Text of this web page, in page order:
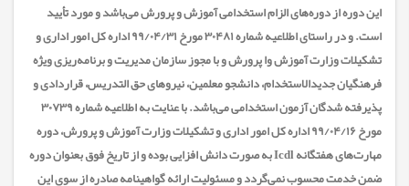
این دوره از دوره‌های الزام استخدامی آموزش و پرورش می‌باشد و مورد تأیید
است. و در راستای اطلاعیه شماره ۳۰۴۸۱ مورخ ۹۹/۰۴/۳۱ اداره کل امور اداری و
تشکیلات وزارت آموزش وا پرورش و با مجوز سازمان مدیریت و برنامه‌ریزی ویژه
فرهنگیان جدیدالاستخدام، دانشجو معلمین، نیرو‌های حق التدریس، قراردادی و
پذیرفته شدگان آزمون استخدامی می‌باشد. با عنایت به اطلاعیه شماره ۳۰۷۳۹
مورخ ۹۹/۰۴/۱۶ اداره کل امور اداری و تشکیلات وزارت آموزش و پرورش، دوره
مهارت‌های هفتگانه Icdl به صورت دانش افزایی بوده و از تاریخ فوق بعنوان دوره
ضمن خدمت محسوب نمی‌گردد و مسئولیت ارائه گواهینامه صادره از سوی این